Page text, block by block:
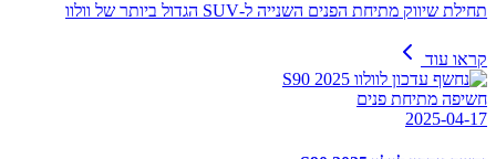
תחילת שיווק מתיחת הפנים השנייה ל-SUV הגדול ביותר של וולוו
קראו עוד
חשיפה מתיחת פנים
2025-04-17